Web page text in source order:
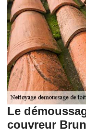
Le
couvreur